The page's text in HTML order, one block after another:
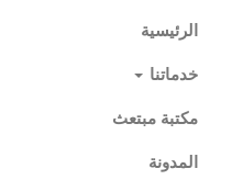
الرئيسية
خدماتنا
مكتبة مبتعث
المدونة